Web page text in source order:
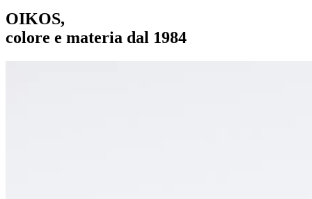
OIKOS,
colore e materia dal 1984